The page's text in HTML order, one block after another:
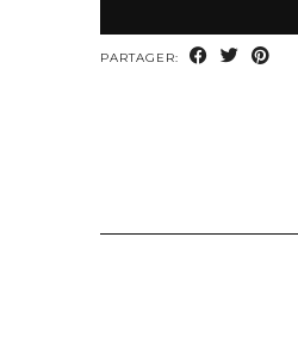
PARTAGER: